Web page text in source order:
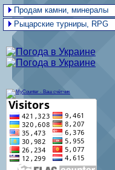
Продам камни, минералы
Рыцарские турниры, RPG